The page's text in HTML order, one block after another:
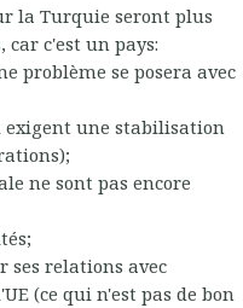
la Turquie seront plus
c'est un pays:
problème se posera avec
exigent une stabilisation
ne sont pas encore
ses relations avec
(ce qui n'est pas de bon